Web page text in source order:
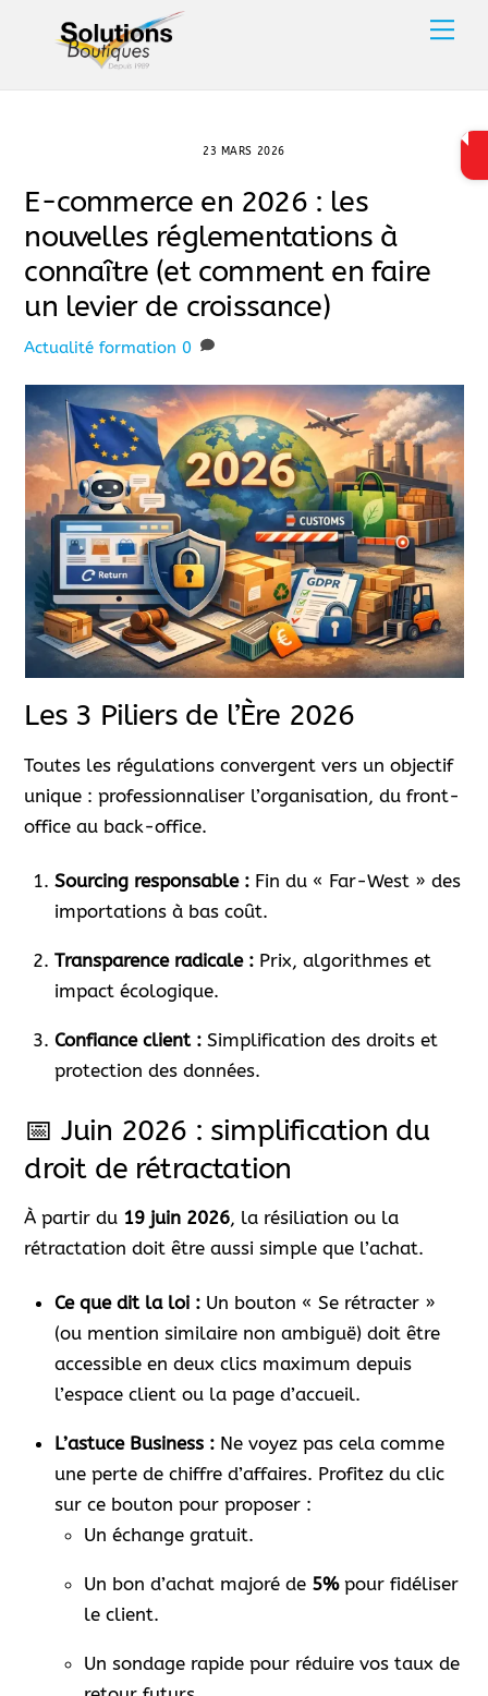
23 MARS 2026
E-commerce en 2026 : les
nouvelles réglementations à
connaître (et comment en faire
un levier de croissance)
Actualité formation 0
Les 3 Piliers de l’Ère 2026
Toutes les régulations convergent vers un objectif
unique : professionnaliser l’organisation, du front-
office au back-office.
Sourcing responsable :Fin du « Far-West » des
importations à bas coût.
Transparence radicale :Prix, algorithmes et
impact écologique.
Confiance client :Simplification des droits et
protection des données.
📅 Juin 2026 : simplification du
droit de rétractation
À partir du 19 juin 2026, la résiliation ou la
rétractation doit être aussi simple que l’achat.
Ce que dit la loi :Un bouton « Se rétracter »
(ou mention similaire non ambiguë) doit être
accessible en deux clics maximum depuis
l’espace client ou la page d’accueil.
L’astuce Business :Ne voyez pas cela comme
une perte de chiffre d’affaires. Profitez du clic
sur ce bouton pour proposer :
Un échange gratuit.
Un bon d’achat majoré de 5%pour fidéliser
le client.
Un sondage rapide pour réduire vos taux de